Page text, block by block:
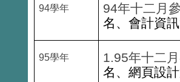
94學年 94年十二月
名、會計資
95學年 1.95年十二
名、網頁設